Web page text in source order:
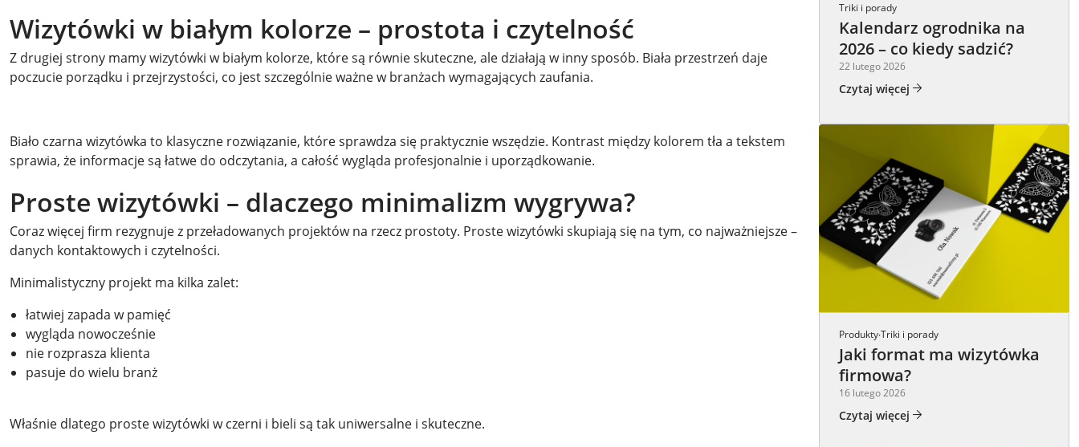
Wizytówki w białym kolorze – prostota i czytelność
Z drugiej strony mamy wizytówki w białym kolorze, które są równie skuteczne, ale działają w inny sposób. Biała przestrzeń daje
poczucie porządku i przejrzystości, co jest szczególnie ważne w branżach wymagających zaufania.
Biało czarna wizytówka to klasyczne rozwiązanie, które sprawdza się praktycznie wszędzie. Kontrast między kolorem tła a tekstem
sprawia, że informacje są łatwe do odczytania, a całość wygląda profesjonalnie i uporządkowanie.
Proste wizytówki – dlaczego minimalizm wygrywa?
Coraz więcej firm rezygnuje z przeładowanych projektów na rzecz prostoty. Proste wizytówki skupiają się na tym, co najważniejsze –
danych kontaktowych i czytelności.
Minimalistyczny projekt ma kilka zalet:
łatwiej zapada w pamięć
wygląda nowocześnie
nie rozprasza klienta
pasuje do wielu branż
Właśnie dlatego proste wizytówki w czerni i bieli są tak uniwersalne i skuteczne.
Triki i porady
Kalendarz ogrodnika na
2026 – co kiedy sadzić?
22 lutego 2026
Czytaj więcej
Produkty·Triki i porady
Jaki format ma wizytówka
firmowa?
16 lutego 2026
Czytaj więcej